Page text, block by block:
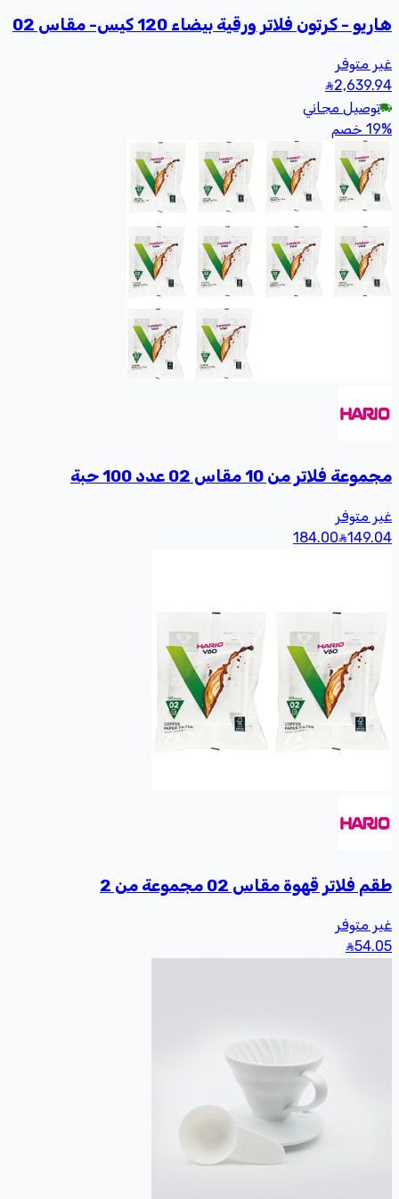
- كرتون فلاتر ورقية بيضاء 120 كيس- مقاس 02
مجاني
خصم
من 10 مقاس 02 عدد 100 حبة
184.00
قهوة مقاس 02 مجموعة من 2